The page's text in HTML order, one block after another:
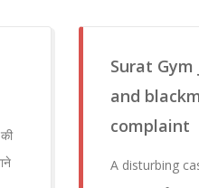
Surat
and
complaint
A disturbing